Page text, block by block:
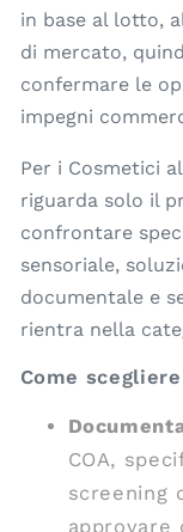
in base al lotto,
di mercato,
confermare le
impegni
Per i Cosmetici
riguarda solo il
confrontare
sensoriale,
documentale e
rientra nella
Come
COA,
screening
approvare